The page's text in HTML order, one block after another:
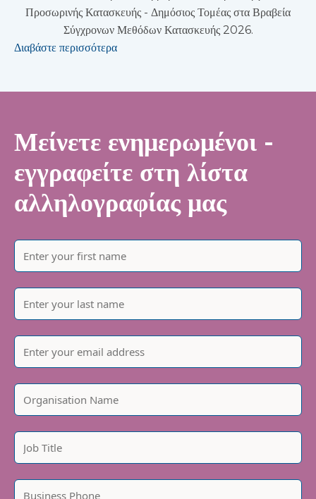
Προσωρινής Κατασκευής - Δημόσιος Τομέας στα Βραβεία
Σύγχρονων Μεθόδων Κατασκευής 2026.
Διαβάστε περισσότερα
Μείνετε ενημερωμένοι -
εγγραφείτε στη λίστα
αλληλογραφίας μας